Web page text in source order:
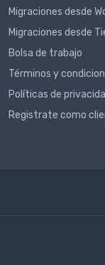
Migraciones desde
Migraciones desde
Bolsa de trabajo
Términos y
Políticas de
Registrate como